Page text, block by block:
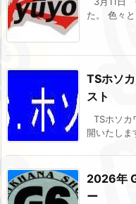
た。 色々
TSホソ
スト
TSホソカ
開いたしま
2026年
ー